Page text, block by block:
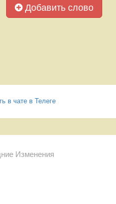
Добавить слово
в чате в Телеге
Изменения